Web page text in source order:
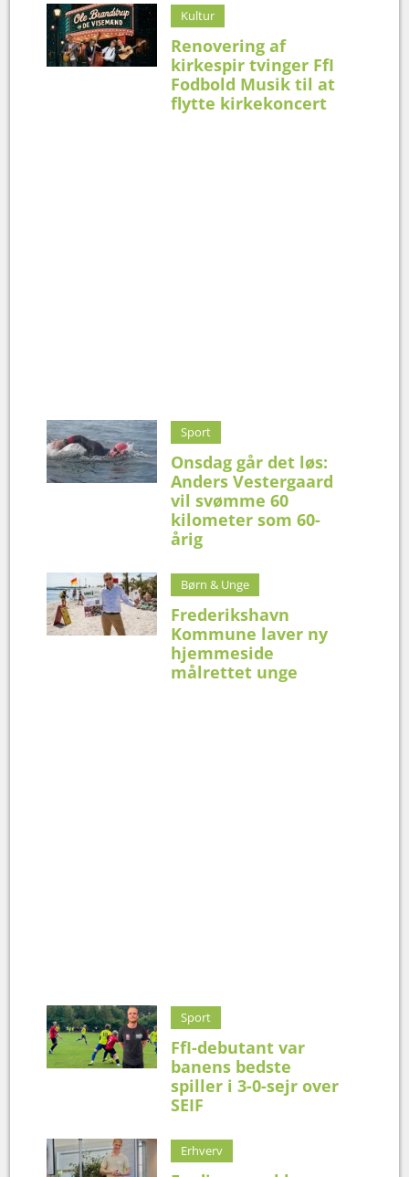
Kultur
Renovering af
kirkespir tvinger FfI
Fodbold Musik til at
flytte kirkekoncert
Sport
Onsdag går det løs:
Anders Vestergaard
vil svømme 60
kilometer som 60-
årig
Børn & Unge
Frederikshavn
Kommune laver ny
hjemmeside
målrettet unge
Sport
FfI-debutant var
banens bedste
spiller i 3-0-sejr over
SEIF
Erhverv